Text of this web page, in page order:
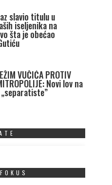
slavio titulu u
iseljenika na
šta je obećao
VUČIĆA PROTIV
Novi lov na